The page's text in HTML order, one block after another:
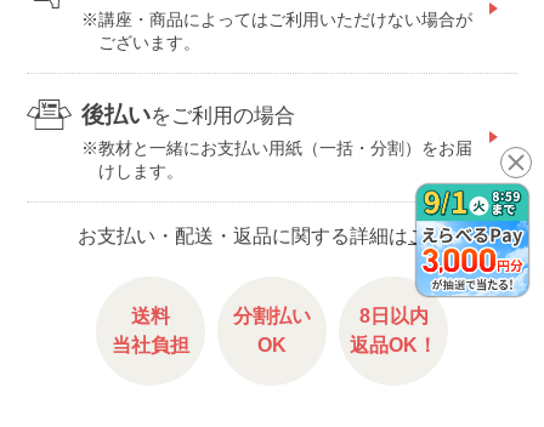
講座・商品によってはご利用いただけない場合が
ございます。
後払いをご利用の場合
教材と一緒にお支払い用紙（一括・分割）をお届
けします。
お支払い・配送・返品に関する詳細はこちら
送料
当社負担
分割払い
OK
8日以内
返品OK！